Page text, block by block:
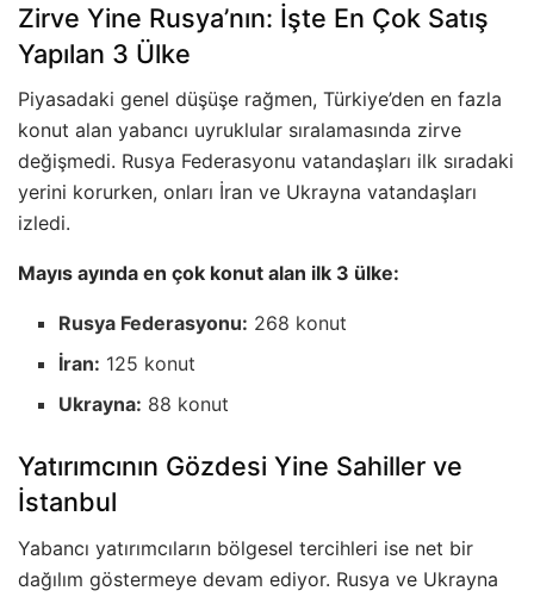
Zirve Yine Rusya’nın: İşte En Çok Satış
Yapılan 3 Ülke
Piyasadaki genel düşüşe rağmen, Türkiye’den en fazla
konut alan yabancı uyruklular sıralamasında zirve
değişmedi. Rusya Federasyonu vatandaşları ilk sıradaki
yerini korurken, onları İran ve Ukrayna vatandaşları
izledi.
Mayıs ayında en çok konut alan ilk 3 ülke:
Rusya Federasyonu: 268 konut
İran: 125 konut
Ukrayna: 88 konut
Yatırımcının Gözdesi Yine Sahiller ve
İstanbul
Yabancı yatırımcıların bölgesel tercihleri ise net bir
dağılım göstermeye devam ediyor. Rusya ve Ukrayna